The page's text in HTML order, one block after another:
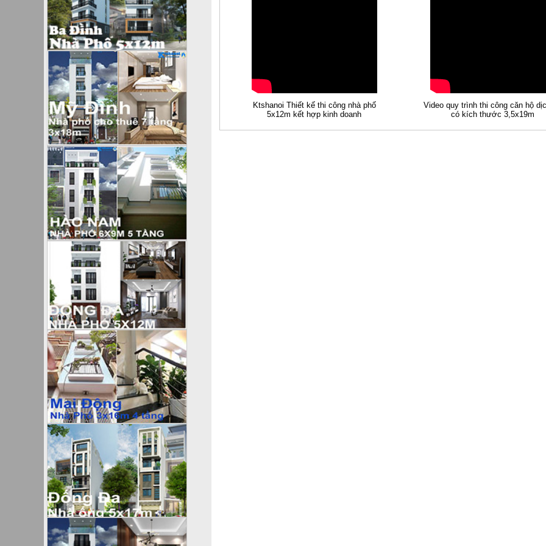
Ktshanoi Thiết kế thi công nhà phố
5x12m kết hợp kinh doanh
Video quy trình thi công căn hộ
có kích thước 3,5x19m